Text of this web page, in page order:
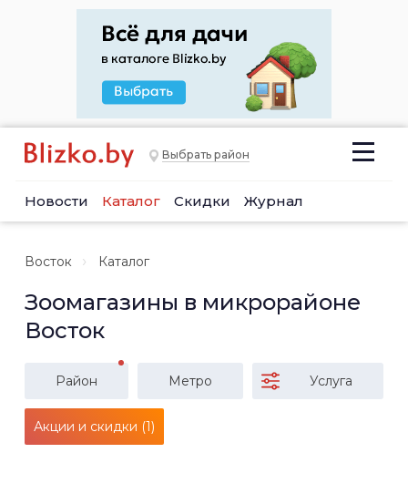
Выбрать район
Новости Каталог Скидки Журнал
Восток Каталог
Зоомагазины в микрорайоне
Восток
Район Метро Услуга
Акции и скидки (1)